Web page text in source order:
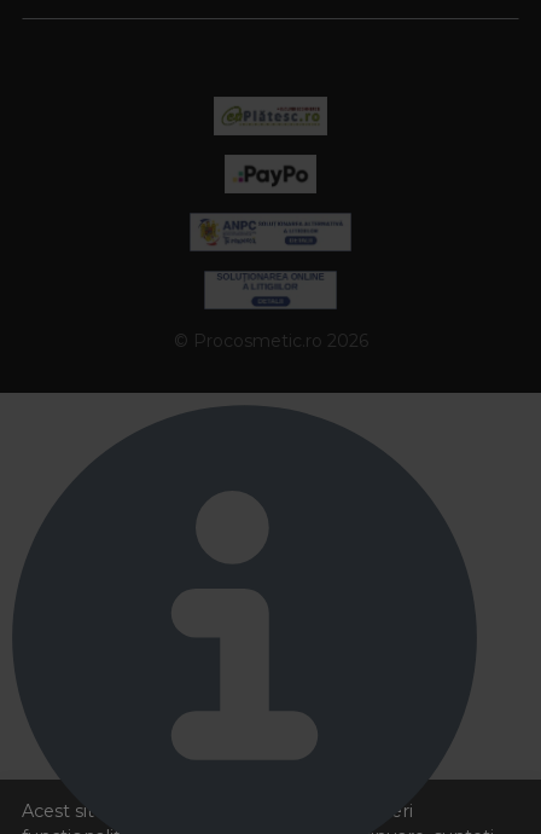
Acest site foloseste cookies pentru a va oferi
© Procosmetic.ro 2026